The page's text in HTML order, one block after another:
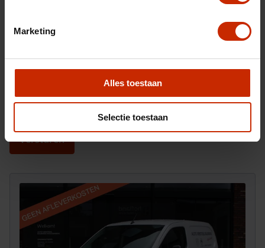
Marketing
Alles toestaan
Selectie toestaan
Na het invullen van dit formulier ontvangt u van ons
een e-mail waarop u kunt reageren om ons ook foto's
Versturen